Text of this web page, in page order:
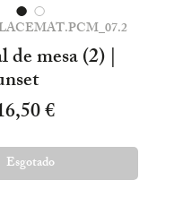
mesa (2) |
€Preço
Esgotado